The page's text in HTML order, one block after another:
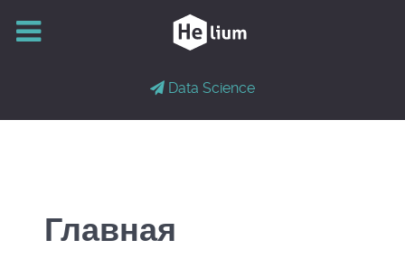
Data Science
Главная